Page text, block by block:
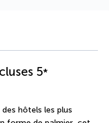
5*
des hôtels les plus